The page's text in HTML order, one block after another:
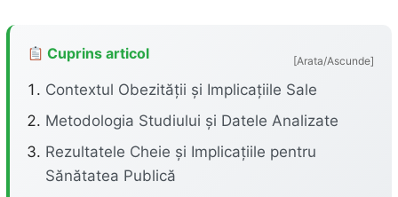
Cuprins articol [Arata/Ascunde]
Contextul Obezității și Implicațiile Sale
Metodologia Studiului și Datele Analizate
Rezultatele Cheie și Implicațiile pentru
Sănătatea Publică